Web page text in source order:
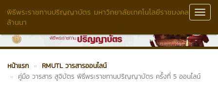
พิธีพระราชทานปริญญาบัตร มหาวิทยาลัยเทคโนโลยีราชมงคล
ล้านนา
หน้าแรก
RMUTL วารสารออนไลน์
คู่มือ วารสาร สูจิบัตร พิธีพระราชทานปริญญาบัตร ครั้งที่ 5 ออนไลน์